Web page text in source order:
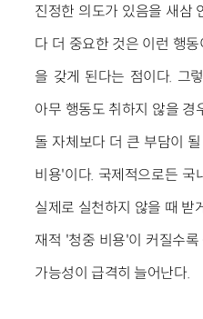
진정한 의도가 있음을 새삼
다 더 중요한 것은 이런 행
을 갖게 된다는 점이다. 그
아무 행동도 취하지 않을 경
돌 자체보다 더 큰 부담이
비용'이다. 국제적으로든
실제로 실천하지 않을 때 받
재적 '청중 비용'이 커질수
가능성이 급격히 늘어난다.